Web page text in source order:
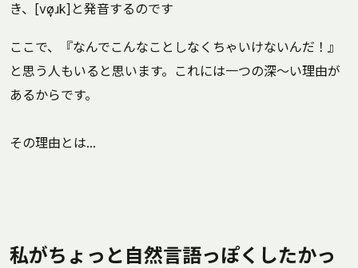
き、[vø̞ɹk]と発音するのです
ここで、『なんでこんなことしなくちゃいけないんだ！』
と思う人もいると思います。これには一つの深～い理由が
あるからです。
その理由とは…
私がちょっと自然言語っぽくしたかっ